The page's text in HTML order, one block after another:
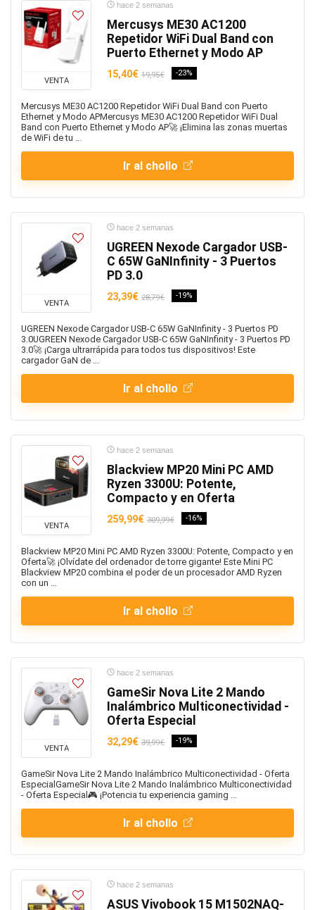
VENTA
hace 2 semanas
Mercusys ME30 AC1200
Repetidor WiFi Dual Band con
Puerto Ethernet y Modo AP
15,40€ 19,95€ -23%
Mercusys ME30 AC1200 Repetidor WiFi Dual Band con Puerto
Ethernet y Modo APMercusys ME30 AC1200 Repetidor WiFi Dual
Band con Puerto Ethernet y Modo AP🚀 ¡Elimina las zonas muertas
de WiFi de tu ...
Ir al chollo
VENTA
hace 2 semanas
UGREEN Nexode Cargador USB-
C 65W GaNInfinity - 3 Puertos
PD 3.0
23,39€ 28,79€ -19%
UGREEN Nexode Cargador USB-C 65W GaNInfinity - 3 Puertos PD
3.0UGREEN Nexode Cargador USB-C 65W GaNInfinity - 3 Puertos PD
3.0🚀 ¡Carga ultrarrápida para todos tus dispositivos! Este
cargador GaN de ...
Ir al chollo
VENTA
hace 2 semanas
Blackview MP20 Mini PC AMD
Ryzen 3300U: Potente,
Compacto y en Oferta
259,99€ 309,99€ -16%
Blackview MP20 Mini PC AMD Ryzen 3300U: Potente, Compacto y en
Oferta🚀 ¡Olvídate del ordenador de torre gigante! Este Mini PC
Blackview MP20 combina el poder de un procesador AMD Ryzen
con un ...
Ir al chollo
VENTA
hace 2 semanas
GameSir Nova Lite 2 Mando
Inalámbrico Multiconectividad -
Oferta Especial
32,29€ 39,99€ -19%
GameSir Nova Lite 2 Mando Inalámbrico Multiconectividad - Oferta
EspecialGameSir Nova Lite 2 Mando Inalámbrico Multiconectividad
- Oferta Especial🎮 ¡Potencia tu experiencia gaming ...
Ir al chollo
hace 2 semanas
ASUS Vivobook 15 M1502NAQ-